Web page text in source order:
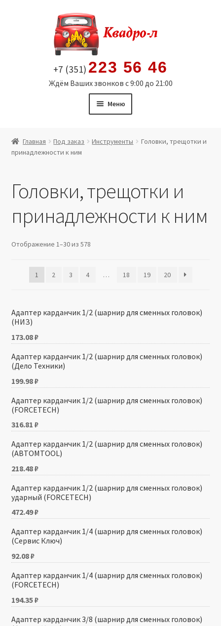
содержимому
+7 (351) 223 56 46
Ждём Ваших звонков с 9:00 до 21:00
Меню
Витрина
данных
Производители
Юридические данные
Главная Под заказ Инструменты
Головки, трещотки и
принадлежности к ним
Головки, трещотки и
принадлежности к ним
Отображение 1–30 из 578
1 2 3 4 … 18 19 20
Адаптер карданчик 1/2 (шарнир для сменных головок)
(НИЗ)
173.08₽
Адаптер карданчик 1/2 (шарнир для сменных головок)
(Дело Техники)
199.98₽
Адаптер карданчик 1/2 (шарнир для сменных головок)
(FORCETECH)
316.81 ₽
Адаптер карданчик 1/2 (шарнир для сменных головок)
(АВТОМTOOL)
218.48₽
Адаптер карданчик 1/2 (шарнир для сменных головок)
ударный (FORCETECH)
472.49₽
Адаптер карданчик 1/4 (шарнир для сменных головок)
(Сервис Ключ)
92.08₽
Адаптер карданчик 1/4 (шарнир для сменных головок)
(FORCETECH)
194.35₽
Адаптер карданчик 3/8 (шарнир для сменных головок)